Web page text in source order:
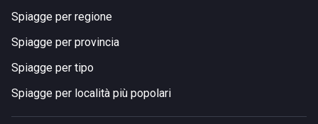
Spiagge per regione
Spiagge per provincia
Spiagge per tipo
Spiagge per località più popolari